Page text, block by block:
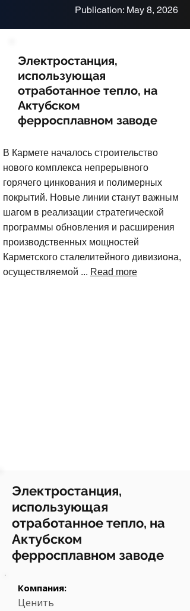
Publication: May 8, 2026
Электростанция,
использующая
отработанное тепло, на
Актубском
ферросплавном заводе
В Кармете началось строительство
нового комплекса непрерывного
горячего цинкования и полимерных
покрытий. Новые линии станут важным
шагом в реализации стратегической
программы обновления и расширения
производственных мощностей
Карметского сталелитейного дивизиона,
осуществляемой ... Read more
Электростанция,
использующая
отработанное тепло, на
Актубском
ферросплавном заводе
Компания:
Ценить